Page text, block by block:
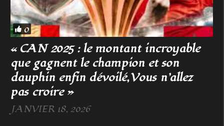
0
« CAN 2025 : le montant incroyable
que gagnent le champion et son
dauphin enfin dévoilé,Vous n’allez
pas croire »
JANVIER 18, 2026